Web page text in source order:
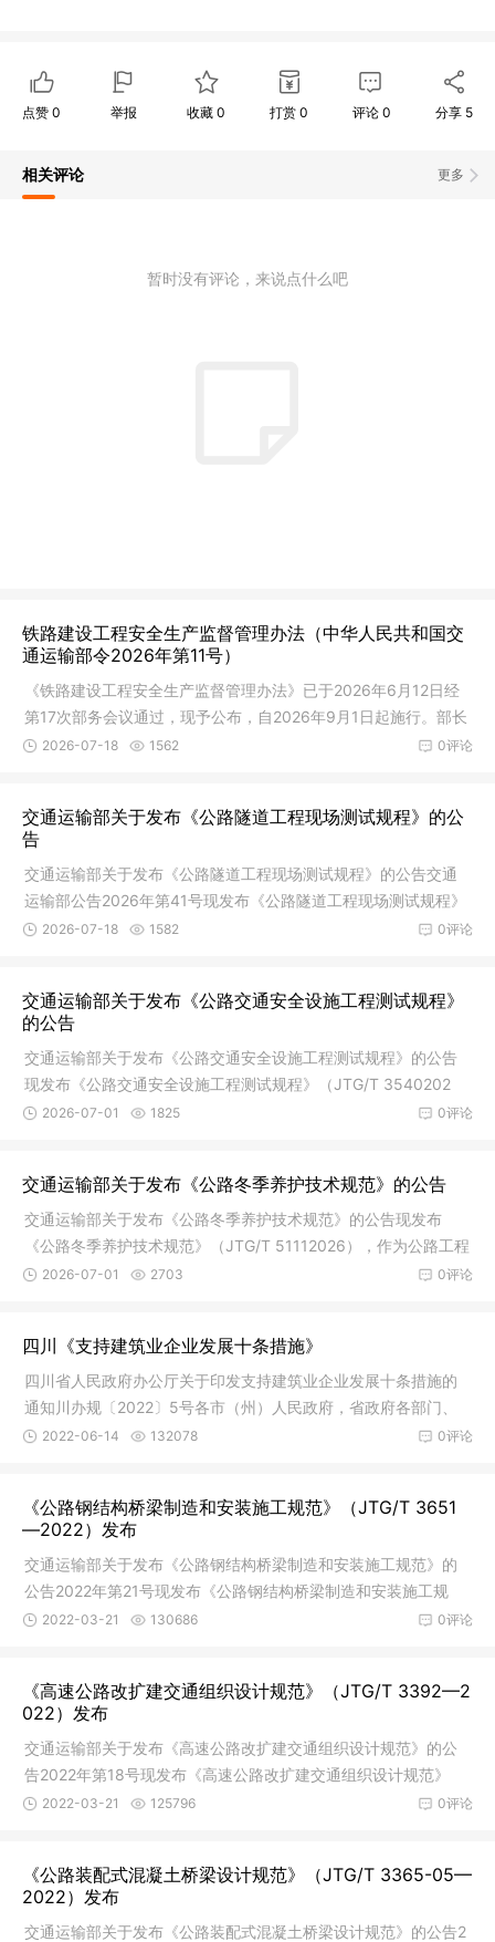
点赞 0 举报 收藏0 打赏 0 评论 0 分享 5
更多
相关评论
暂时没有评论，来说点什么吧
铁路建设工程安全生产监督管理办法（中华人民共和国交
通运输部令2026年第11号）
《铁路建设工程安全生产监督管理办法》已于2026年6月12日经
第17次部务会议通过，现予公布，自2026年9月1日起施行。部长
刘伟2026
0评论
2026-07-18 1562
交通运输部关于发布《公路隧道工程现场测试规程》的公
告
交通运输部关于发布《公路隧道工程现场测试规程》的公告交通
运输部公告2026年第41号现发布《公路隧道工程现场测试规程》
（JTG/T
0评论
2026-07-18 1582
交通运输部关于发布《公路交通安全设施工程测试规程》
的公告
交通运输部关于发布《公路交通安全设施工程测试规程》的公告
现发布《公路交通安全设施工程测试规程》（JTG/T 3540202
6），作为公
0评论
2026-07-01 1825
交通运输部关于发布《公路冬季养护技术规范》的公告
交通运输部关于发布《公路冬季养护技术规范》的公告现发布
《公路冬季养护技术规范》（JTG/T 51112026），作为公路工程
推荐性行业
0评论
2026-07-01 2703
四川《支持建筑业企业发展十条措施》
四川省人民政府办公厅关于印发支持建筑业企业发展十条措施的
通知川办规〔2022〕5号各市（州）人民政府，省政府各部门、
各直属机
0评论
2022-06-14 132078
《公路钢结构桥梁制造和安装施工规范》（JTG/T 3651
—2022）发布
交通运输部关于发布《公路钢结构桥梁制造和安装施工规范》的
公告2022年第21号现发布《公路钢结构桥梁制造和安装施工规
范》（JTG/
0评论
2022-03-21 130686
《高速公路改扩建交通组织设计规范》（JTG/T 3392—2
022）发布
交通运输部关于发布《高速公路改扩建交通组织设计规范》的公
告2022年第18号现发布《高速公路改扩建交通组织设计规范》
（JTG/T 33
0评论
2022-03-21 125796
《公路装配式混凝土桥梁设计规范》（JTG/T 3365-05—
2022）发布
交通运输部关于发布《公路装配式混凝土桥梁设计规范》的公告2